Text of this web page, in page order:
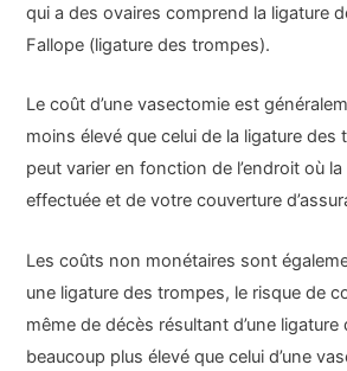
qui a des ovaires comprend la ligature
Fallope (ligature des trompes).
Le coût d’une vasectomie est
moins élevé que celui de la ligature des
peut varier en fonction de l’endroit où
effectuée et de votre couverture
Les coûts non monétaires sont
une ligature des trompes, le risque de
même de décès résultant d’une
beaucoup plus élevé que celui d’une